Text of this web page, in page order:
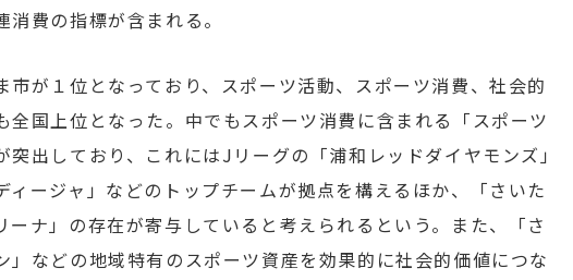
消費の指標が含まれる。
市が１位となっており、スポーツ活動、スポーツ消費、社会的
全国上位となった。中でもスポーツ消費に含まれる「スポーツ
突出しており、これにはJリーグの「浦和レッドダイヤモンズ」
ィージャ」などのトップチームが拠点を構えるほか、「さいた
ーナ」の存在が寄与していると考えられるという。また、「さ
」などの地域特有のスポーツ資産を効果的に社会的価値につな